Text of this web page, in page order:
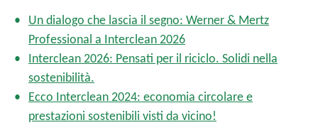
a
i
o
e
Un dialogo che lascia il segno: Werner & Mertz
Professional a Interclean 2026
Interclean 2026: Pensati per il riciclo. Solidi nella
sostenibilità.
Ecco Interclean 2024: economia circolare e
prestazioni sostenibili visti da vicino!